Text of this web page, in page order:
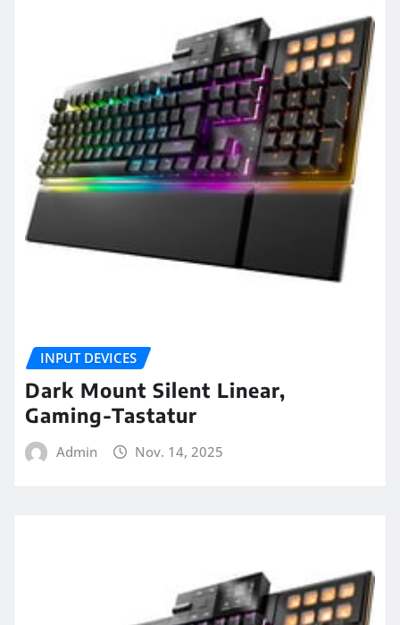
INPUT DEVICES
Dark Mount Silent Linear,
Gaming-Tastatur
Admin Nov. 14, 2025